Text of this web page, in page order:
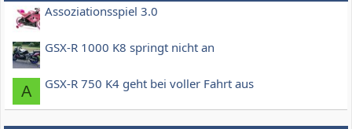
Assoziationsspiel 3.0
GSX-R 1000 K8 springt nicht an
A GSX-R 750 K4 geht bei voller Fahrt aus